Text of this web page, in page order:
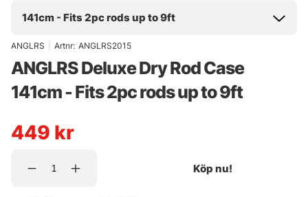
141cm - Fits 2pc rods up to 9ft
ANGLRS Artnr: ANGLRS2015
ANGLRS Deluxe Dry Rod Case
141cm - Fits 2pc rods up to 9ft
449 kr
Köp nu!